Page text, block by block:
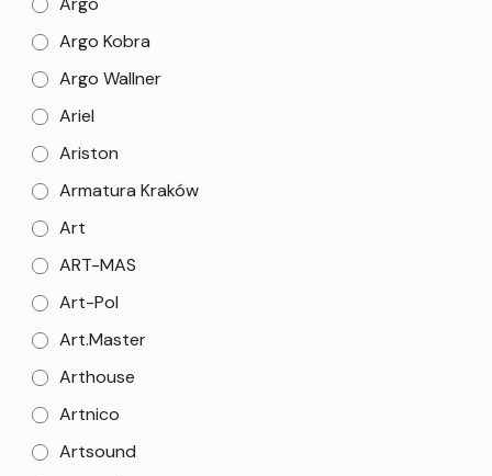
Argo Kobra
Argo Wallner
Ariel
Ariston
Armatura Kraków
Art
ART-MAS
Art-Pol
Art.Master
Arthouse
Artnico
Artsound